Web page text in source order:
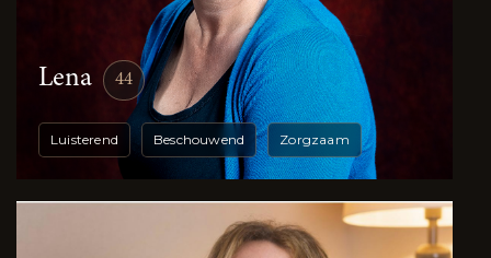
Lena 44
Luisterend Beschouwend Zorgzaam